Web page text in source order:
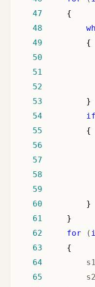
47
48
49
50
51
52
53
54
if
55
56
57
58
59
60
61
62
for (
63
64
65